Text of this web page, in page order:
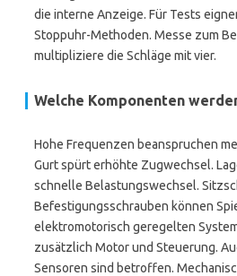
die interne Anzeige. Für Tests
Stoppuhr-Methoden. Messe zum
multipliziere die Schläge mit vier.
Welche Komponenten
Hohe Frequenzen beanspruchen
Gurt spürt erhöhte Zugwechsel.
schnelle Belastungswechsel.
Befestigungsschrauben können
elektromotorisch geregelten
zusätzlich Motor und Steuerung.
Sensoren sind betroffen.